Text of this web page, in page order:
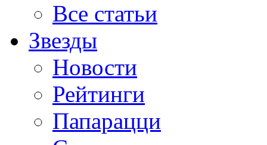
Все статьи
Звезды
Новости
Рейтинги
Папарацци